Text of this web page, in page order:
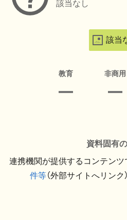
該当なし
該当
教育 非商用
資料固有
連携機関が提供するコンテンツ
件等（外部サイトへリンク